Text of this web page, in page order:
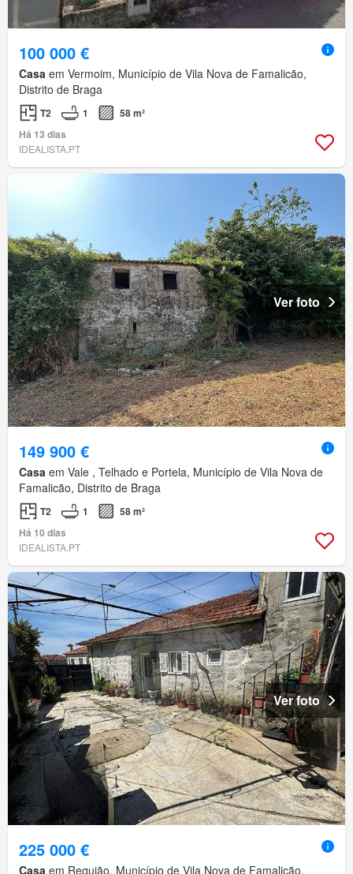
100 000 €
Casa em Vermoim, Município de Vila Nova de Famalicão,
Distrito de Braga
T2 1
58 m²
Há 13 dias
IDEALISTA.PT
Ver foto
149 900 €
Casa em Vale , Telhado e Portela, Município de Vila Nova de
Famalicão, Distrito de Braga
T2 1
58 m²
Há 10 dias
IDEALISTA.PT
Ver foto
225 000 €
Casa em Requião, Município de Vila Nova de Famalicão,